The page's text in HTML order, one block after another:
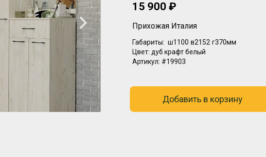
15 900 ₽
Прихожая Италия
Габариты: ш1100 в2152 г370мм
Цвет: дуб крафт белый
Артикул: #19903
Добавить в корзину